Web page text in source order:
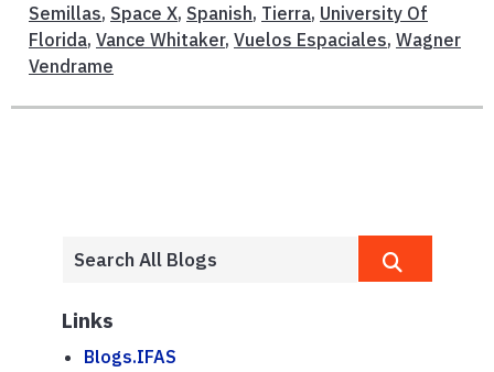
Semillas, Space X, Spanish, Tierra, University Of
Florida, Vance Whitaker, Vuelos Espaciales, Wagner
Vendrame
Links
Blogs.IFAS